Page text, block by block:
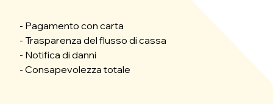
- Pagamento con carta
- Trasparenza del flusso di cassa
- Notifica di danni
- Consapevolezza totale